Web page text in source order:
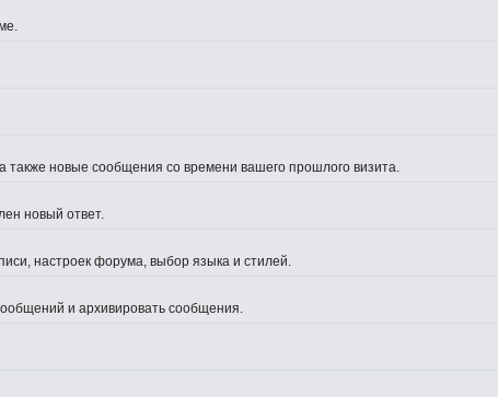
также новые сообщения со времени вашего прошлого визита.
новый ответ.
настроек форума, выбор языка и стилей.
и архивировать сообщения.